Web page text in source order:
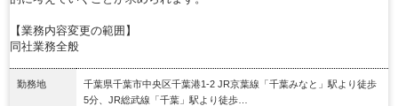
【業務内容変更の範囲】
同社業務全般
勤務地
千葉県千葉市中央区千葉港1-2 JR京葉線「千葉みなと」駅より徒歩
5分、JR総武線「千葉」駅より徒歩…